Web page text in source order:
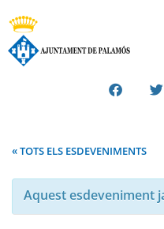
« TOTS ELS ESDEVENIMENTS
Aquest esdeveniment